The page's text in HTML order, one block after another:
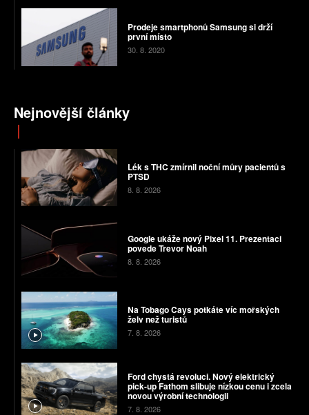
Prodeje smartphonů Samsung si drží
první místo
30. 8. 2020
Nejnovější články
Lék s THC zmírnil noční můry pacientů s
PTSD
8. 8. 2026
Google ukáže nový Pixel 11. Prezentaci
povede Trevor Noah
8. 8. 2026
Na Tobago Cays potkáte víc mořských
želv než turistů
7. 8. 2026
Ford chystá revoluci. Nový elektrický
pick-up Fathom slibuje nízkou cenu i zcela
novou výrobní technologii
7. 8. 2026